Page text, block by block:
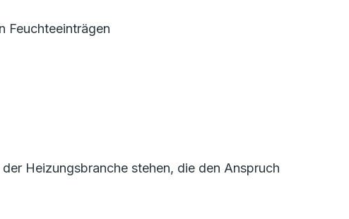
Feuchteeinträgen
Heizungsbranche stehen, die den Anspruch